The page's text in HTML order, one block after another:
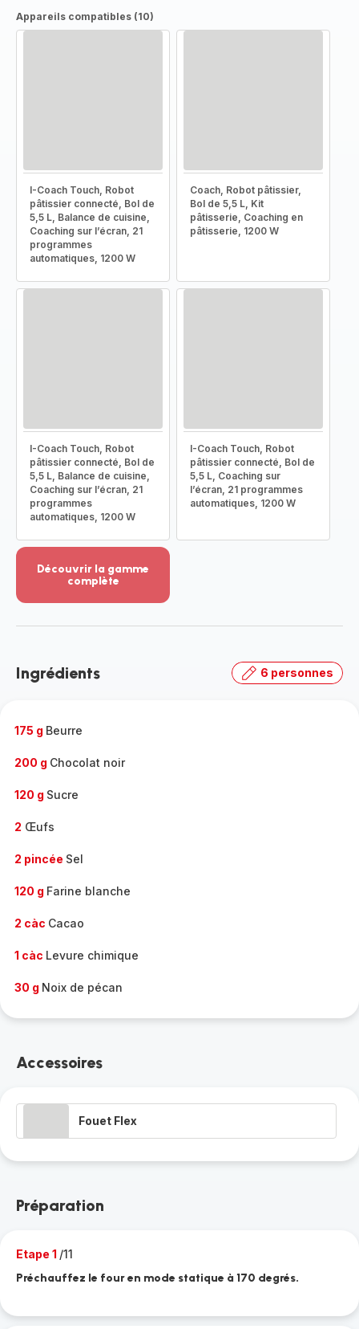
Appareils compatibles (10)
I-Coach Touch, Robot
pâtissier connecté, Bol de
5,5 L, Balance de cuisine,
Coaching sur l’écran, 21
programmes
automatiques, 1200 W
Coach, Robot pâtissier,
Bol de 5,5 L, Kit
pâtisserie, Coaching en
pâtisserie, 1200 W
I-Coach Touch, Robot
pâtissier connecté, Bol de
5,5 L, Balance de cuisine,
Coaching sur l’écran, 21
programmes
automatiques, 1200 W
I-Coach Touch, Robot
pâtissier connecté, Bol de
5,5 L, Coaching sur
l’écran, 21 programmes
automatiques, 1200 W
Découvrir la gamme
complète
-
gamme
Ingrédients 6 personnes
175 g Beurre
200 g Chocolat noir
120 g Sucre
2 Œufs
2 pincée Sel
120 g Farine blanche
2 càc Cacao
1 càc Levure chimique
30 g Noix de pécan
Accessoires
Fouet Flex
Préparation
Etape 1 /11
Préchauffez le four en mode statique à 170 degrés.